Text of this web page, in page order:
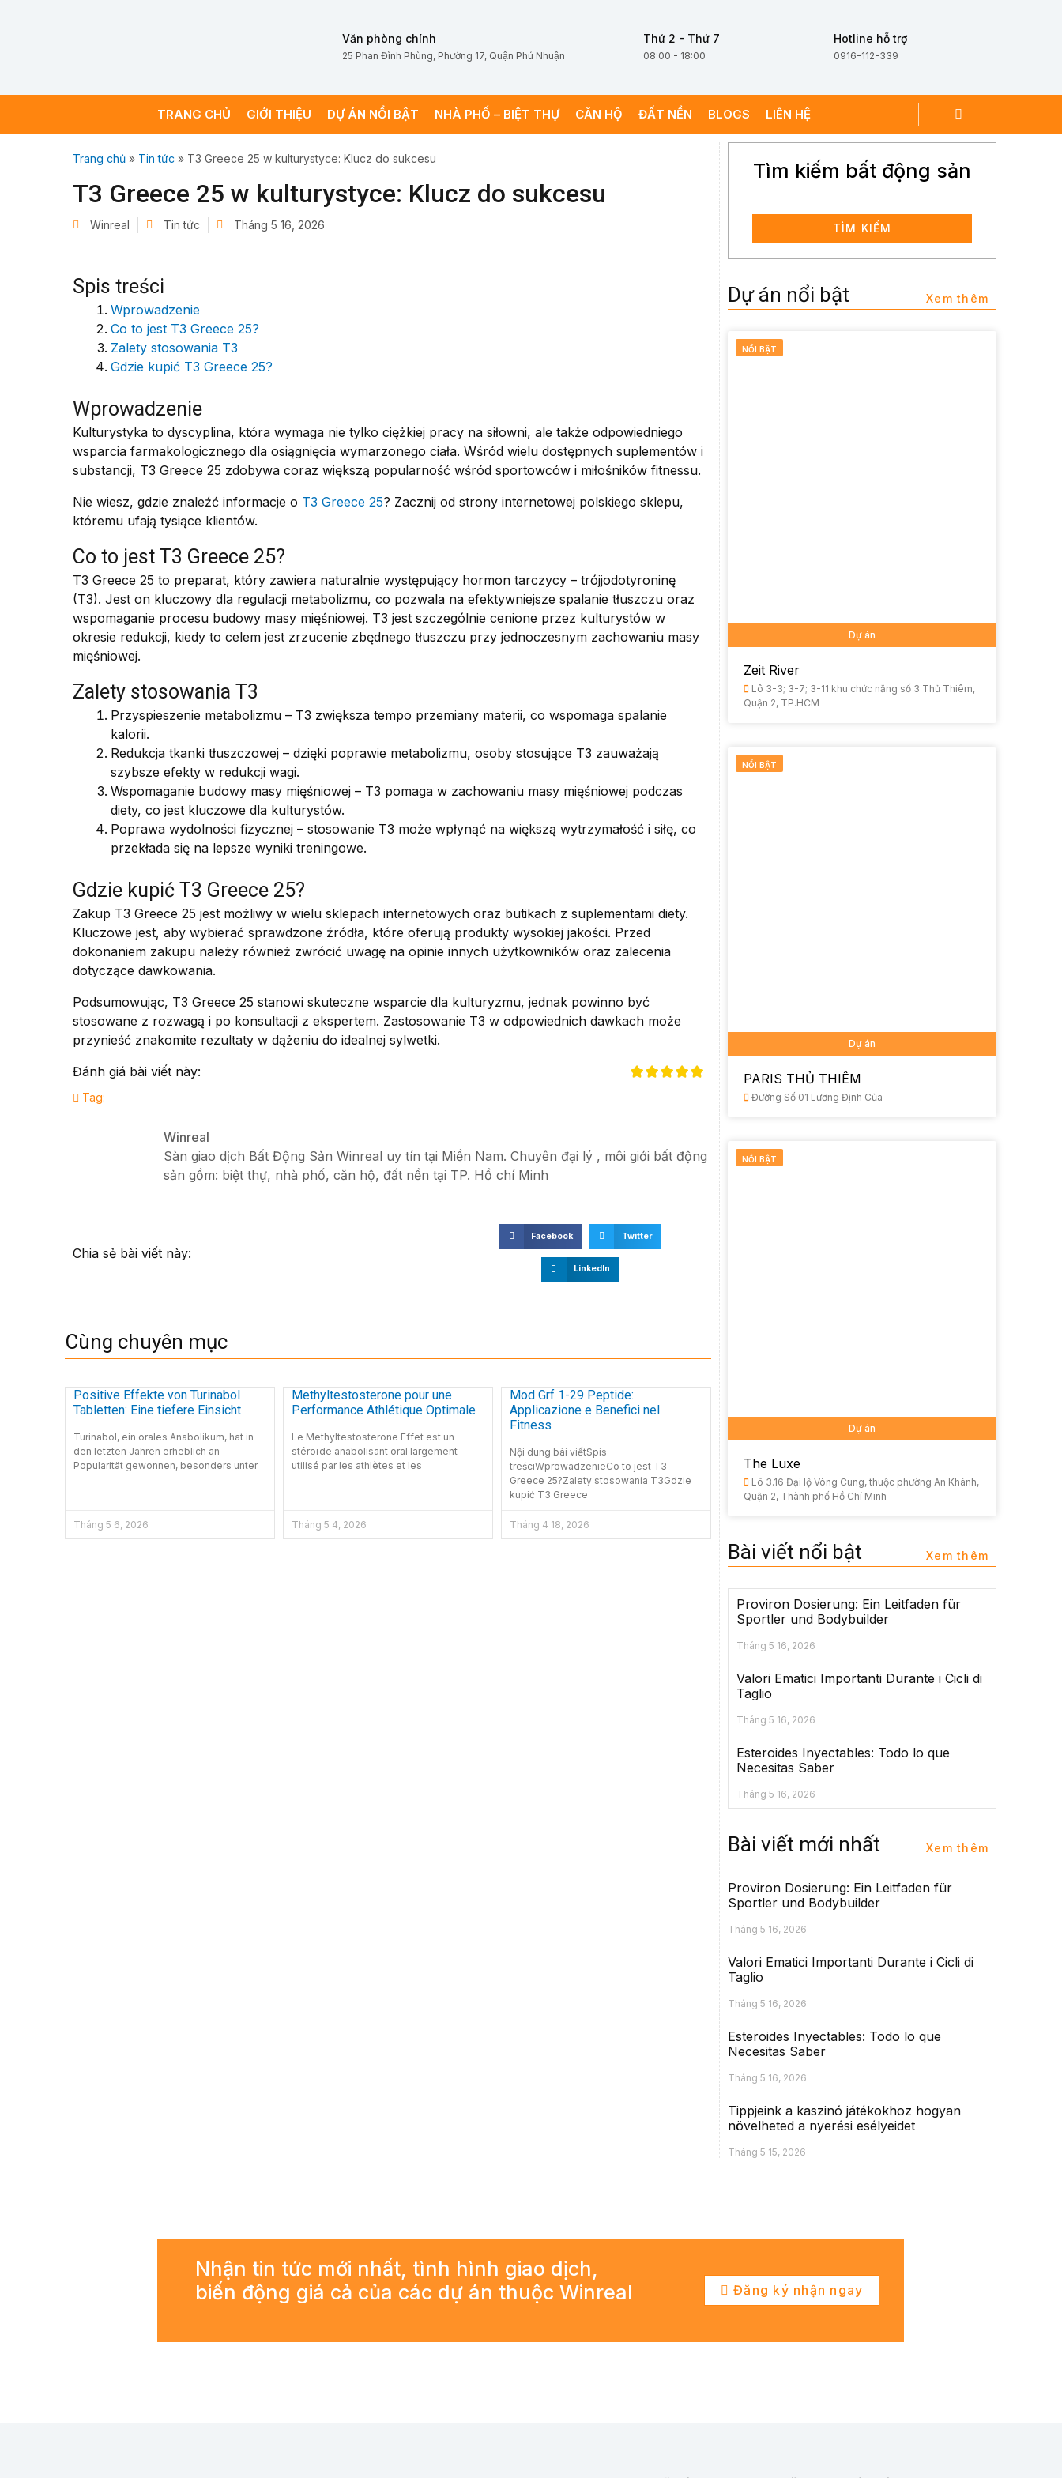
Văn phòng chính
25 Phan Đình Phùng, Phường 17, Quận Phú Nhuận
Thứ 2 - Thứ 7
08:00 - 18:00
Hotline hỗ trợ
0916-112-339
TRANG CHỦ GIỚI THIỆU DỰ ÁN NỔI BẬT NHÀ PHỐ – BIỆT THỰ CĂN HỘ ĐẤT NỀN BLOGS LIÊN HỆ
Trang chủ » Tin tức » T3 Greece 25 w kulturystyce: Klucz do sukcesu
T3 Greece 25 w kulturystyce: Klucz do sukcesu
Winreal Tin tức Tháng 5 16, 2026
Spis treści
Wprowadzenie
Co to jest T3 Greece 25?
Zalety stosowania T3
Gdzie kupić T3 Greece 25?
Wprowadzenie
Kulturystyka to dyscyplina, która wymaga nie tylko ciężkiej pracy na siłowni, ale także odpowiedniego
wsparcia farmakologicznego dla osiągnięcia wymarzonego ciała. Wśród wielu dostępnych suplementów i
substancji, T3 Greece 25 zdobywa coraz większą popularność wśród sportowców i miłośników fitnessu.
Nie wiesz, gdzie znaleźć informacje o T3 Greece 25? Zacznij od strony internetowej polskiego sklepu,
któremu ufają tysiące klientów.
Co to jest T3 Greece 25?
T3 Greece 25 to preparat, który zawiera naturalnie występujący hormon tarczycy – trójjodotyroninę
(T3). Jest on kluczowy dla regulacji metabolizmu, co pozwala na efektywniejsze spalanie tłuszczu oraz
wspomaganie procesu budowy masy mięśniowej. T3 jest szczególnie cenione przez kulturystów w
okresie redukcji, kiedy to celem jest zrzucenie zbędnego tłuszczu przy jednoczesnym zachowaniu masy
mięśniowej.
Zalety stosowania T3
Przyspieszenie metabolizmu – T3 zwiększa tempo przemiany materii, co wspomaga spalanie
kalorii.
Redukcja tkanki tłuszczowej – dzięki poprawie metabolizmu, osoby stosujące T3 zauważają
szybsze efekty w redukcji wagi.
Wspomaganie budowy masy mięśniowej – T3 pomaga w zachowaniu masy mięśniowej podczas
diety, co jest kluczowe dla kulturystów.
Poprawa wydolności fizycznej – stosowanie T3 może wpłynąć na większą wytrzymałość i siłę, co
przekłada się na lepsze wyniki treningowe.
Gdzie kupić T3 Greece 25?
Zakup T3 Greece 25 jest możliwy w wielu sklepach internetowych oraz butikach z suplementami diety.
Kluczowe jest, aby wybierać sprawdzone źródła, które oferują produkty wysokiej jakości. Przed
dokonaniem zakupu należy również zwrócić uwagę na opinie innych użytkowników oraz zalecenia
dotyczące dawkowania.
Podsumowując, T3 Greece 25 stanowi skuteczne wsparcie dla kulturyzmu, jednak powinno być
stosowane z rozwagą i po konsultacji z ekspertem. Zastosowanie T3 w odpowiednich dawkach może
przynieść znakomite rezultaty w dążeniu do idealnej sylwetki.
Đánh giá bài viết này:
Tag:
Winreal
Sàn giao dịch Bất Động Sản Winreal uy tín tại Miền Nam. Chuyên đại lý , môi giới bất động
sản gồm: biệt thự, nhà phố, căn hộ, đất nền tại TP. Hồ chí Minh
Chia sẻ bài viết này:
Facebook Twitter
LinkedIn
Cùng chuyên mục
Positive Effekte von Turinabol
Tabletten: Eine tiefere Einsicht
Turinabol, ein orales Anabolikum, hat in
den letzten Jahren erheblich an
Popularität gewonnen, besonders unter
Tháng 5 6, 2026
Methyltestosterone pour une
Performance Athlétique Optimale
Le Methyltestosterone Effet est un
stéroïde anabolisant oral largement
utilisé par les athlètes et les
Tháng 5 4, 2026
Mod Grf 1-29 Peptide:
Applicazione e Benefici nel
Fitness
Nội dung bài viếtSpis
treściWprowadzenieCo to jest T3
Greece 25?Zalety stosowania T3Gdzie
kupić T3 Greece
Tháng 4 18, 2026
Tìm kiếm bất động sản
TÌM KIẾM
Dự án nổi bật Xem thêm
NỔI BẬT
Dự án
Zeit River
Lô 3-3; 3-7; 3-11 khu chức năng số 3 Thủ Thiêm,
Quận 2, TP.HCM
NỔI BẬT
Dự án
PARIS THỦ THIÊM
Đường Số 01 Lương Định Của
NỔI BẬT
Dự án
The Luxe
Lô 3.16 Đại lộ Vòng Cung, thuộc phường An Khánh,
Quận 2, Thành phố Hồ Chí Minh
Bài viết nổi bật Xem thêm
Proviron Dosierung: Ein Leitfaden für
Sportler und Bodybuilder
Tháng 5 16, 2026
Valori Ematici Importanti Durante i Cicli di
Taglio
Tháng 5 16, 2026
Esteroides Inyectables: Todo lo que
Necesitas Saber
Tháng 5 16, 2026
Bài viết mới nhất Xem thêm
Proviron Dosierung: Ein Leitfaden für
Sportler und Bodybuilder
Tháng 5 16, 2026
Valori Ematici Importanti Durante i Cicli di
Taglio
Tháng 5 16, 2026
Esteroides Inyectables: Todo lo que
Necesitas Saber
Tháng 5 16, 2026
Tippjeink a kaszinó játékokhoz hogyan
növelheted a nyerési esélyeidet
Tháng 5 15, 2026
Nhận tin tức mới nhất, tình hình giao dịch,
biến động giá cả của các dự án thuộc Winreal
Đăng ký nhận ngay